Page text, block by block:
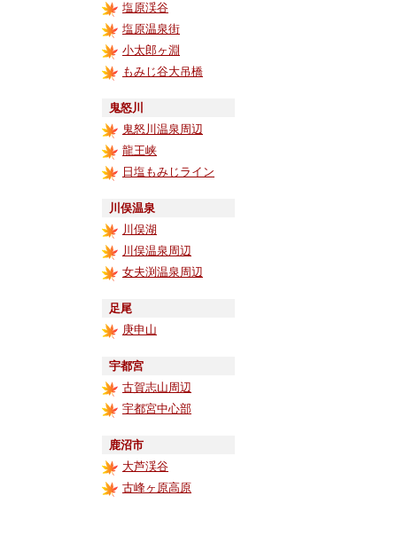
塩原渓谷
塩原温泉街
小太郎ヶ淵
もみじ谷大吊橋
鬼怒川
鬼怒川温泉周辺
龍王峡
日塩もみじライン
川俣温泉
川俣湖
川俣温泉周辺
女夫渕温泉周辺
足尾
庚申山
宇都宮
古賀志山周辺
宇都宮中心部
鹿沼市
大芦渓谷
古峰ヶ原高原